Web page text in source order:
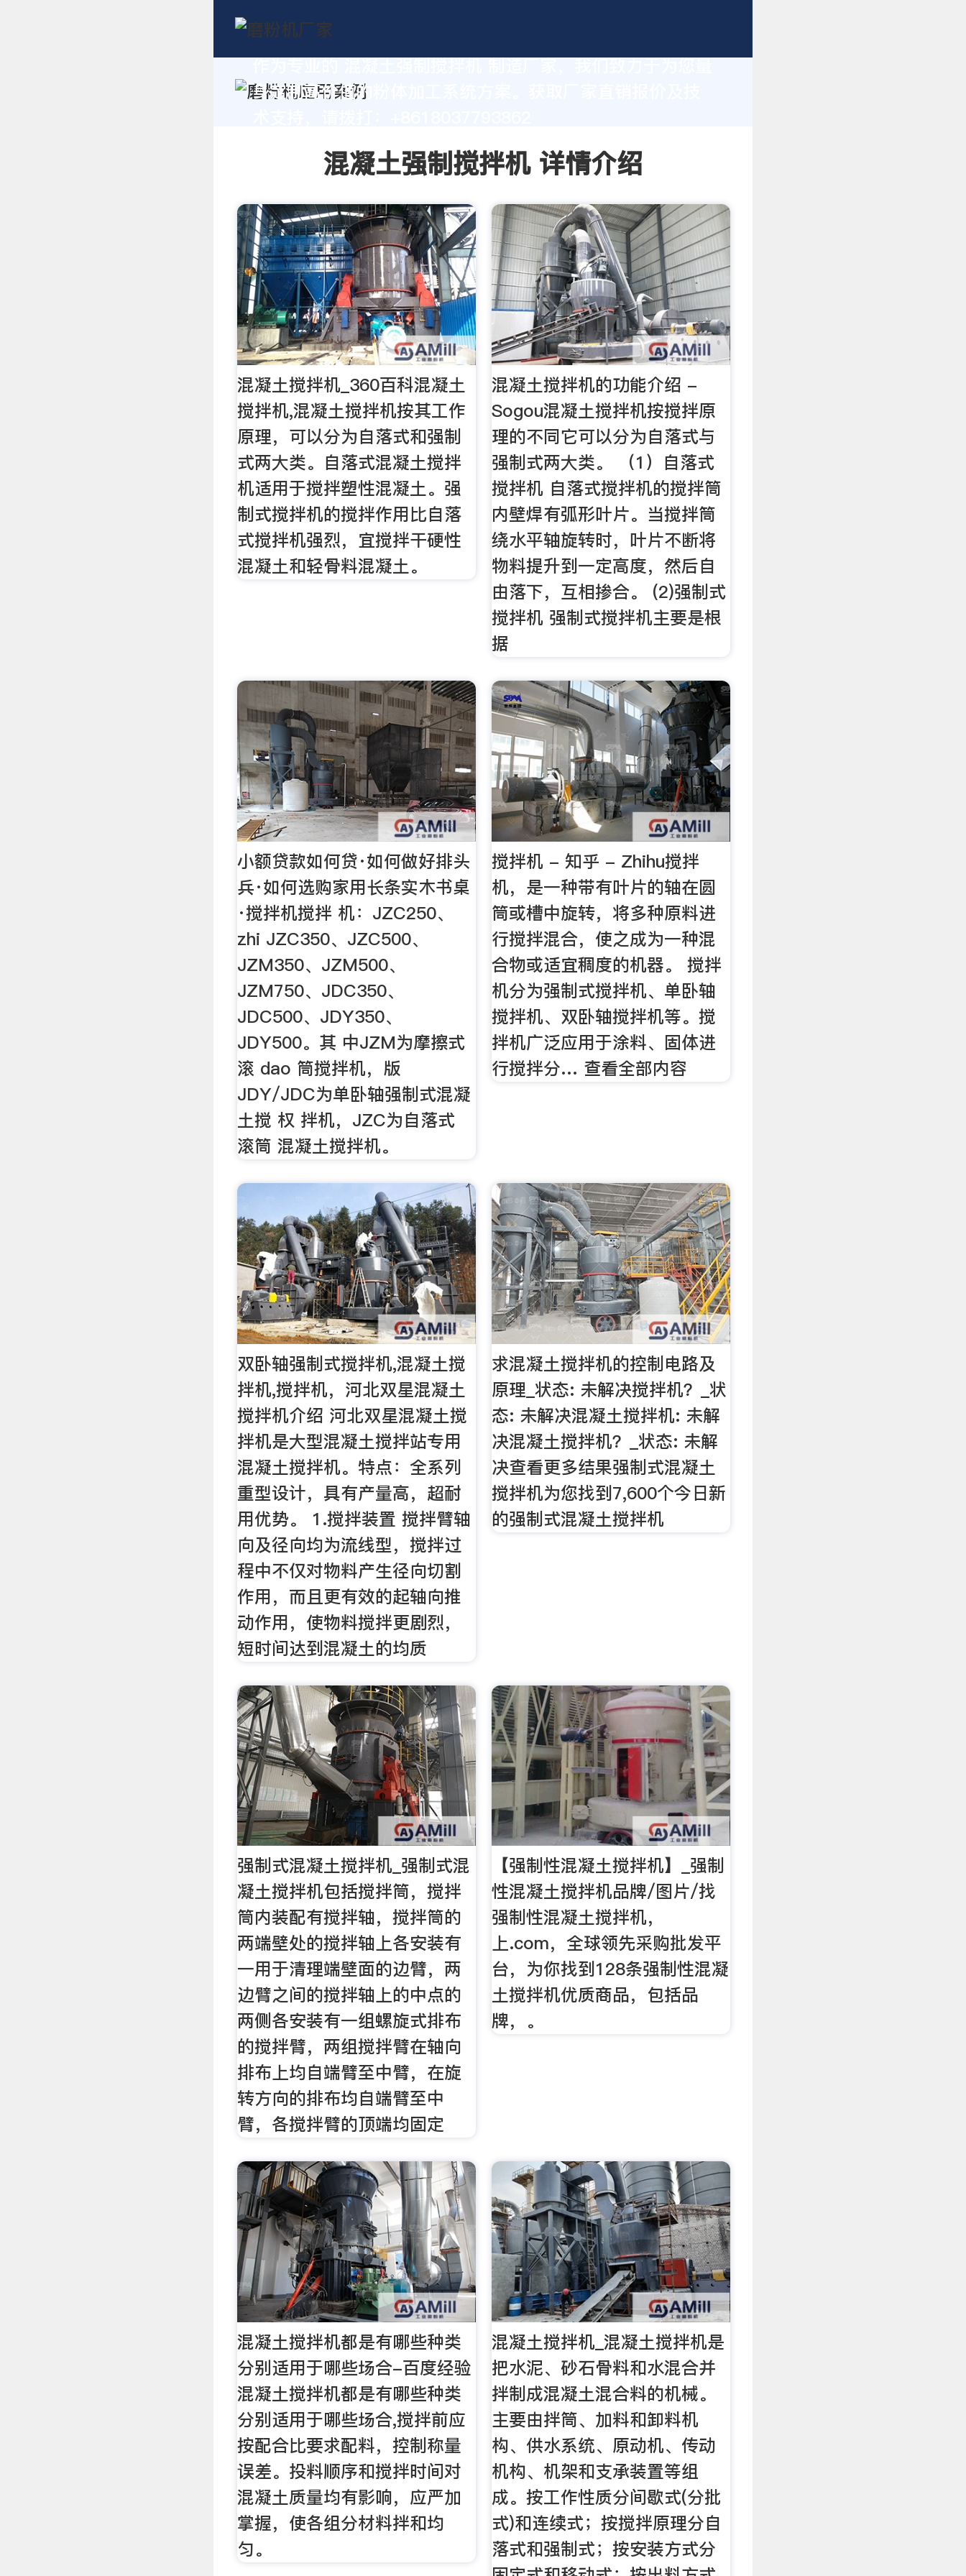
身定制高价值的粉体加工系统方案。获取厂家直销报价及技
混凝土强制搅拌机 详情介绍
混凝土搅拌机_360百科混凝土
搅拌机,混凝土搅拌机按其工作
原理，可以分为自落式和强制
式两大类。自落式混凝土搅拌
机适用于搅拌塑性混凝土。强
制式搅拌机的搅拌作用比自落
式搅拌机强烈，宜搅拌干硬性
混凝土和轻骨料混凝土。
混凝土搅拌机的功能介绍 -
Sogou混凝土搅拌机按搅拌原
理的不同它可以分为自落式与
强制式两大类。 （1）自落式
搅拌机 自落式搅拌机的搅拌筒
内壁焊有弧形叶片。当搅拌筒
绕水平轴旋转时，叶片不断将
物料提升到一定高度，然后自
由落下，互相掺合。 (2)强制式
搅拌机 强制式搅拌机主要是根
据
小额贷款如何贷·如何做好排头
兵·如何选购家用长条实木书桌
·搅拌机搅拌 机：JZC250、
zhi JZC350、JZC500、
JZM350、JZM500、
JZM750、JDC350、
JDC500、JDY350、
JDY500。其 中JZM为摩擦式
滚 dao 筒搅拌机，版
JDY/JDC为单卧轴强制式混凝
土搅 权 拌机，JZC为自落式
滚筒 混凝土搅拌机。
搅拌机 - 知乎 - Zhihu搅拌
机，是一种带有叶片的轴在圆
筒或槽中旋转，将多种原料进
行搅拌混合，使之成为一种混
合物或适宜稠度的机器。 搅拌
机分为强制式搅拌机、单卧轴
搅拌机、双卧轴搅拌机等。搅
拌机广泛应用于涂料、固体进
行搅拌分… 查看全部内容
双卧轴强制式搅拌机,混凝土搅
拌机,搅拌机，河北双星混凝土
搅拌机介绍 河北双星混凝土搅
拌机是大型混凝土搅拌站专用
混凝土搅拌机。特点：全系列
重型设计，具有产量高，超耐
用优势。 1.搅拌装置 搅拌臂轴
向及径向均为流线型，搅拌过
程中不仅对物料产生径向切割
作用，而且更有效的起轴向推
动作用，使物料搅拌更剧烈，
短时间达到混凝土的均质
求混凝土搅拌机的控制电路及
原理_状态: 未解决搅拌机？_状
态: 未解决混凝土搅拌机: 未解
决混凝土搅拌机？_状态: 未解
决查看更多结果强制式混凝土
搅拌机为您找到7,600个今日新
的强制式混凝土搅拌机
强制式混凝土搅拌机_强制式混
凝土搅拌机包括搅拌筒，搅拌
筒内装配有搅拌轴，搅拌筒的
两端壁处的搅拌轴上各安装有
一用于清理端壁面的边臂，两
边臂之间的搅拌轴上的中点的
两侧各安装有一组螺旋式排布
的搅拌臂，两组搅拌臂在轴向
排布上均自端臂至中臂，在旋
转方向的排布均自端臂至中
臂，各搅拌臂的顶端均固定
【强制性混凝土搅拌机】_强制
性混凝土搅拌机品牌/图片/找
强制性混凝土搅拌机，
上.com，全球领先采购批发平
台，为你找到128条强制性混凝
土搅拌机优质商品，包括品
牌，。
混凝土搅拌机都是有哪些种类
分别适用于哪些场合-百度经验
混凝土搅拌机都是有哪些种类
分别适用于哪些场合,搅拌前应
按配合比要求配料，控制称量
误差。投料顺序和搅拌时间对
混凝土质量均有影响，应严加
掌握，使各组分材料拌和均
匀。
混凝土搅拌机_混凝土搅拌机是
把水泥、砂石骨料和水混合并
拌制成混凝土混合料的机械。
主要由拌筒、加料和卸料机
构、供水系统、原动机、传动
机构、机架和支承装置等组
成。按工作性质分间歇式(分批
式)和连续式；按搅拌原理分自
落式和强制式；按安装方式分